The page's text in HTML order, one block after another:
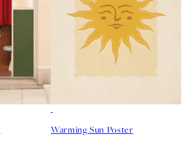
Warming Sun Poster